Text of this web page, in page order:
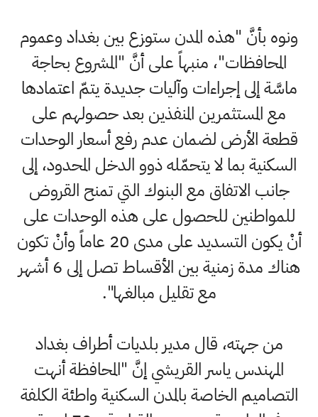
ونوه بأنَّ "هذه المدن ستوزع بين بغداد وعموم
المحافظات"، منبهاً على أنَّ "المشروع بحاجة
ماسَّة إلى إجراءات وآليات جديدة يتمّ اعتمادها
مع المستثمرين المنفذين بعد حصولهم على
قطعة الأرض لضمان عدم رفع أسعار الوحدات
السكنية بما لا يتحمّله ذوو الدخل المحدود، إلى
جانب الاتفاق مع البنوك التي تمنح القروض
للمواطنين للحصول على هذه الوحدات على
أنْ يكون التسديد على مدى 20 عاماً وأنْ تكون
هناك مدة زمنية بين الأقساط تصل إلى 6 أشهر
مع تقليل مبالغها".
من جهته، قال مدير بلديات أطراف بغداد
المهندس ياسر القريشي إنَّ "المحافظة أنهت
التصاميم الخاصة بالمدن السكنية واطئة الكلفة